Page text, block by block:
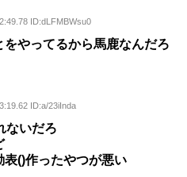
ID:dLFMBWsu0
やってるから馬鹿なんだろ
ID:a/23iInda
ないだろ
表()作ったやつが悪い